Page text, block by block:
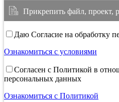
Прикрепить файл, проект,
Даю Согласие на обработку
Ознакомиться с условиями
Согласен с Политикой в
персональных данных
Ознакомиться с Политикой